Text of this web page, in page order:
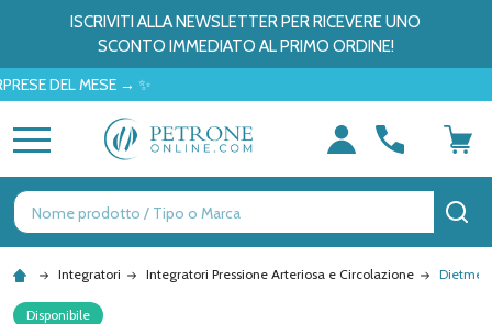
ISCRIVITI ALLA NEWSLETTER PER RICEVERE UNO
SCONTO IMMEDIATO AL PRIMO ORDINE!
MESE → ✨
Ricerca
Integratori Integratori Pressione Arteriosa e Circolazione
Disponibile